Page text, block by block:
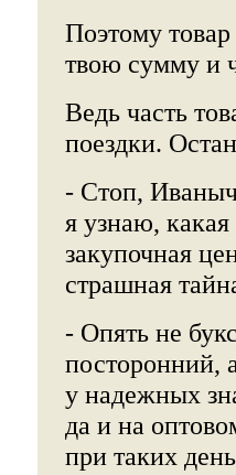
Поэтому
твою сумму и
Ведь часть
поездки.
- Стоп,
я узнаю,
закупочная
страшная
- Опять не
посторонний,
у надежных
да и на
при таких